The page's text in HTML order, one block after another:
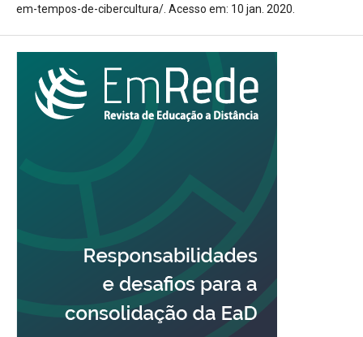
em-tempos-de-cibercultura/. Acesso em: 10 jan. 2020.